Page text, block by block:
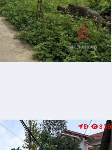
Đ 339